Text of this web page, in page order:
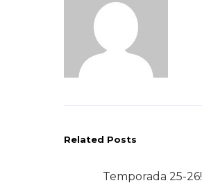
Related Posts
Temporada 25-26!